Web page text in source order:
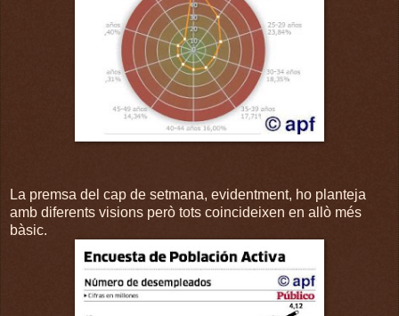
La premsa del cap de setmana, evidentment, ho planteja
amb diferents visions però tots coincideixen en allò més
bàsic.